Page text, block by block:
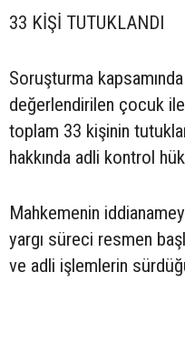
33 KİŞİ TUTUKLANDI
Soruşturma
değerlendirilen çocuk
toplam 33 kişinin
hakkında adli kontrol
Mahkemenin
yargı süreci resmen
ve adli işlemlerin